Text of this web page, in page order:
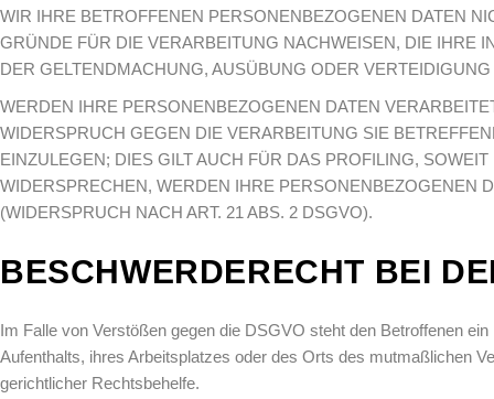
WIR IHRE BETROFFENEN PERSONENBEZOGENEN DATEN
GRÜNDE FÜR DIE VERARBEITUNG NACHWEISEN, DIE IHRE
DER GELTENDMACHUNG, AUSÜBUNG ODER
WERDEN IHRE PERSONENBEZOGENEN DATEN
WIDERSPRUCH GEGEN DIE VERARBEITUNG SIE
EINZULEGEN; DIES GILT AUCH FÜR DAS PROFILING,
WIDERSPRECHEN, WERDEN IHRE PERSONENBEZOGENEN
(WIDERSPRUCH NACH ART. 21 ABS. 2 DSGVO).
BESCHWERDE­RECHT BEI
Im Falle von Verstößen gegen die DSGVO steht den Betroffenen
Aufenthalts, ihres Arbeitsplatzes oder des Orts des mutmaßlichen
gerichtlicher Rechtsbehelfe.